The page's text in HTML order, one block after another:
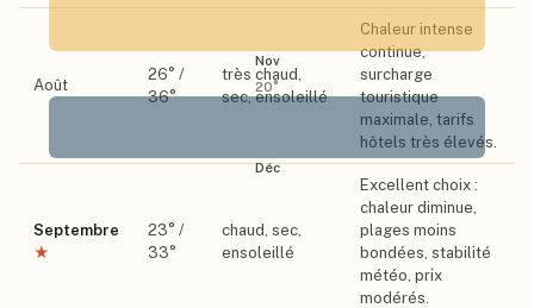
Nov
20°
Déc
Août
26° /
36°
très chaud,
sec, ensoleillé
Chaleur intense
continue,
surcharge
touristique
maximale, tarifs
hôtels très élevés.
Septembre
★
23° /
33°
chaud, sec,
ensoleillé
Excellent choix :
chaleur diminue,
plages moins
bondées, stabilité
météo, prix
modérés.